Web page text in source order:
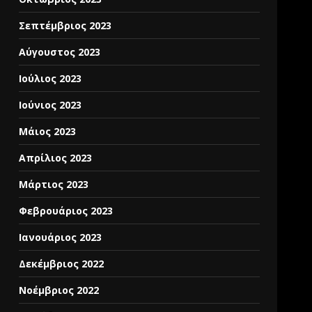
Σεπτέμβριος 2023
Αύγουστος 2023
Ιούλιος 2023
Ιούνιος 2023
Μάιος 2023
Απρίλιος 2023
Μάρτιος 2023
Φεβρουάριος 2023
Ιανουάριος 2023
Δεκέμβριος 2022
Νοέμβριος 2022